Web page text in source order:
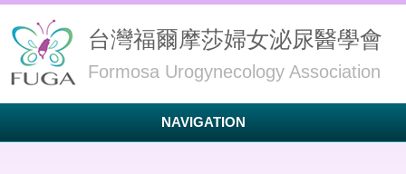
台灣福爾摩莎婦女泌尿醫學會
Formosa Urogynecology Association
NAVIGATION